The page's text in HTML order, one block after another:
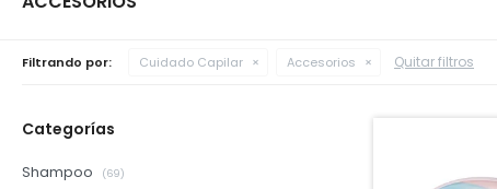
Filtrando por: Cuidado Capilar Accesorios Quitar filtros
Categorías
Shampoo (69)